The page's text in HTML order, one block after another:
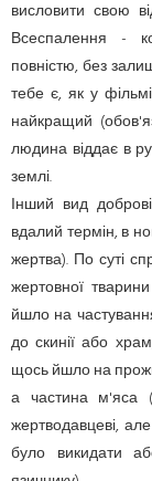
висловити свою
Всеспалення -
повністю, без
тебе є, як у
найкращий
людина віддає в
землі.
Інший вид
вдалий термін, в
жертва). По суті
жертовної
йшло на
до скинії або
щось йшло на
а частина м'яса
жертводавцеві,
було викидати